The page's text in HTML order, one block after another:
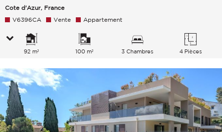
Cote d'Azur, France
V6396CA Vente Appartement
92 m² 100 m² 3 Chambres 4 Pièces